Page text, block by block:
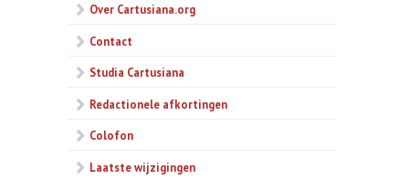
Over Cartusiana.org
Contact
Studia Cartusiana
Redactionele afkortingen
Colofon
Laatste wijzigingen